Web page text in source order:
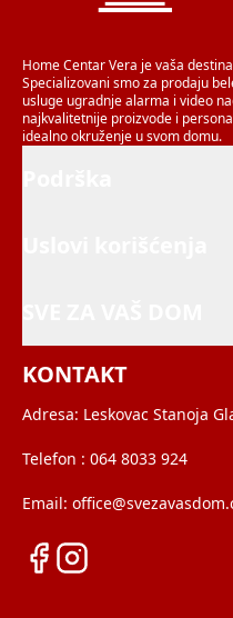
Home Centar Vera je vaša
Specializovani smo za prodaju
usluge ugradnje alarma i video
najkvalitetnije proizvode i
idealno okruženje u svom domu.
KONTAKT
Adresa: Leskovac Stanoja
Telefon : 064 8033 924
Email: